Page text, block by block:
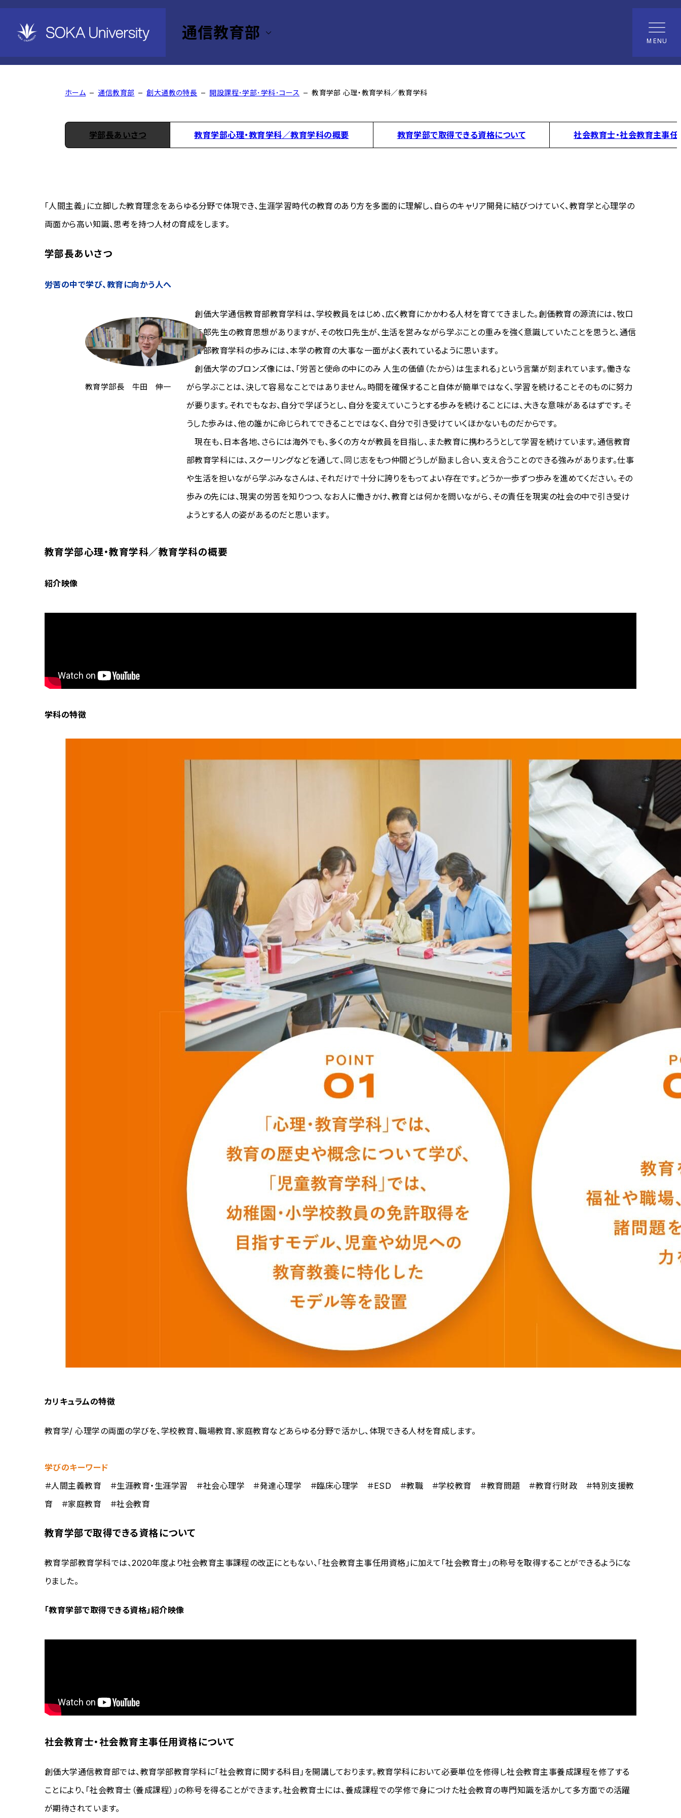
通信教育部 MENU
教育学部 心理・教育学科／教育学科
ホーム 通信教育部 創大通教の特長 開設課程･学部･学科･コース 教育学部 心理・教育学科／教育学科
学部長あいさつ 教育学部心理・教育学科／教育学科の概要 教育学部で取得できる資格について 社会教育士・社会教育主事任
「人間主義」に立脚した教育理念をあらゆる分野で体現でき、生涯学習時代の教育のあり方を多面的に理解し、自らのキャリア開発に結びつけていく、教育学と心理学の
両面から高い知識、思考を持つ人材の育成をします。
学部長あいさつ
労苦の中で学び、教育に向かう人へ
創価大学通信教育部教育学科は、学校教員をはじめ、広く教育にかかわる人材を育ててきました。創価教育の源流には、牧口
常三郎先生の教育思想がありますが、その牧口先生が、生活を営みながら学ぶことの重みを強く意識していたことを思うと、通信
教育部教育学科の歩みには、本学の教育の大事な一面がよく表れているように思います。
創価大学のブロンズ像には、「労苦と使命の中にのみ 人生の価値（たから）は生まれる」という言葉が刻まれています。働きな
がら学ぶことは、決して容易なことではありません。時間を確保すること自体が簡単ではなく、学習を続けることそのものに努力
が要ります。それでもなお、自分で学ぼうとし、自分を変えていこうとする歩みを続けることには、大きな意味があるはずです。そ
うした歩みは、他の誰かに命じられてできることではなく、自分で引き受けていくほかないものだからです。
現在も、日本各地、さらには海外でも、多くの方々が教員を目指し、また教育に携わろうとして学習を続けています。通信教育
部教育学科には、スクーリングなどを通して、同じ志をもつ仲間どうしが励まし合い、支え合うことのできる強みがあります。仕事
や生活を担いながら学ぶみなさんは、それだけで十分に誇りをもってよい存在です。どうか一歩ずつ歩みを進めてください。その
歩みの先には、現実の労苦を知りつつ、なお人に働きかけ、教育とは何かを問いながら、その責任を現実の社会の中で引き受け
ようとする人の姿があるのだと思います。
教育学部長 牛田 伸一
教育学部心理・教育学科／教育学科の概要
紹介映像
学科の特徴
カリキュラムの特徴
教育学/ 心理学の両面の学びを、学校教育、職場教育、家庭教育などあらゆる分野で活かし、体現できる人材を育成します。
学びのキーワード
＃人間主義教育 ＃生涯教育・生涯学習 ＃社会心理学 ＃発達心理学 ＃臨床心理学 ＃ESD ＃教職 ＃学校教育 ＃教育問題 ＃教育行財政 ＃特別支援教
育 ＃家庭教育 ＃社会教育
教育学部で取得できる資格について
教育学部教育学科では、2020年度より社会教育主事課程の改正にともない、「社会教育主事任用資格」に加えて「社会教育士」の称号を取得することができるようにな
りました。
「教育学部で取得できる資格」紹介映像
社会教育士・社会教育主事任用資格について
創価大学通信教育部では、教育学部教育学科に「社会教育に関する科目」を開講しております。教育学科において必要単位を修得し社会教育主事養成課程を修了する
ことにより、「社会教育士（養成課程）」の称号を得ることができます。社会教育士には、養成課程での学修で身につけた社会教育の専門知識を活かして多方面での活躍
が期待されています。